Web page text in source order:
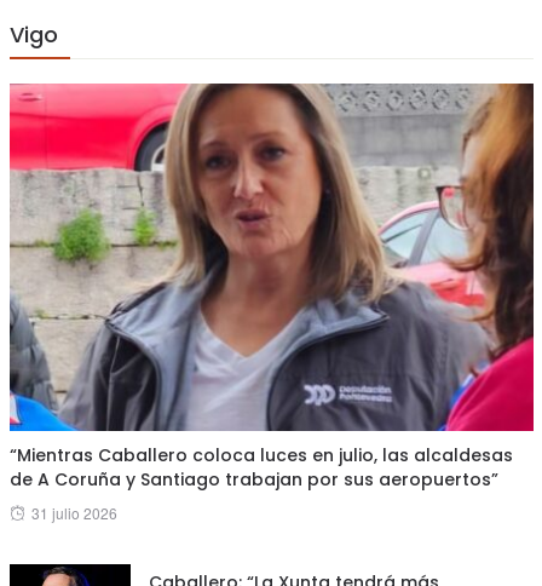
Vigo
“Mientras Caballero coloca luces en julio, las alcaldesas
de A Coruña y Santiago trabajan por sus aeropuertos”
Posted
31 julio 2026